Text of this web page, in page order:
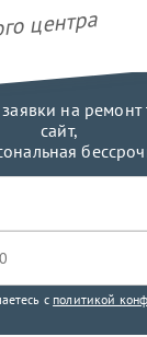
центра
на ремонт
сайт,
с политикой